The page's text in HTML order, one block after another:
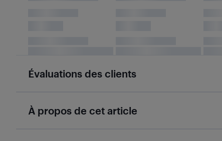
Évaluations des clients
À propos de cet article